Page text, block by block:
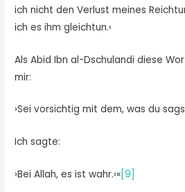
ich nicht den Verlust meines
ich es ihm gleichtun.‹
Als Abid Ibn al-Dschulandi diese
mir:
›Sei vorsichtig mit dem, was du
Ich sagte:
›Bei Allah, es ist wahr.‹«[9]